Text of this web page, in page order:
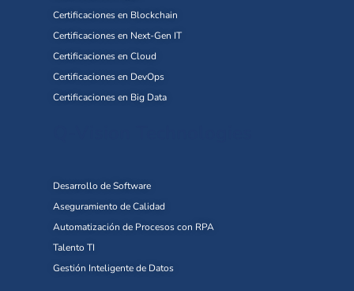
Certificaciones en Blockchain
Certificaciones en Next-Gen IT
Certificaciones en Cloud
Certificaciones en DevOps
Certificaciones en Big Data
Desarrollo de Software
Aseguramiento de Calidad
Automatización de Procesos con RPA
Talento TI
Gestión Inteligente de Datos